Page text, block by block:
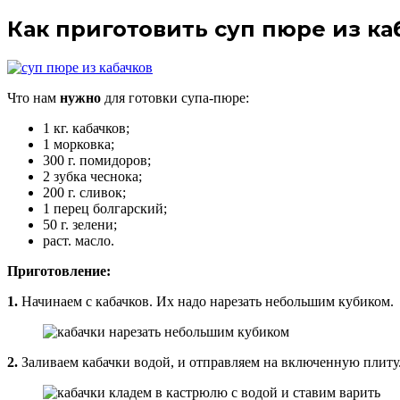
Как приготовить суп пюре из
Что нам нужно для готовки супа-пюре:
1 кг. кабачков;
1 морковка;
300 г. помидоров;
2 зубка чеснока;
200 г. сливок;
1 перец болгарский;
50 г. зелени;
раст. масло.
Приготовление:
1. Начинаем с кабачков. Их надо нарезать небольшим кубиком.
2. Заливаем кабачки водой, и отправляем на включенную плиту.